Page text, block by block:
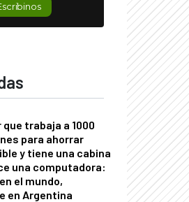
trabaja a 1000
para ahorrar
y tiene una cabina
una computadora:
el mundo,
en Argentina